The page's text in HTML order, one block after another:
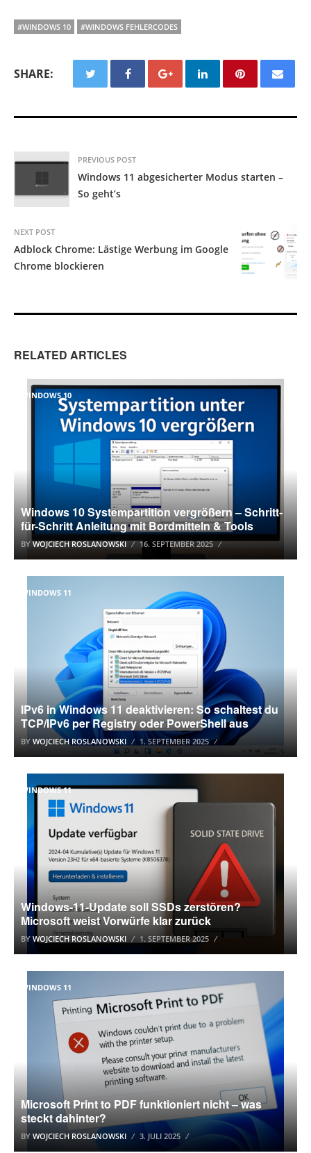
#WINDOWS 10 #WINDOWS FEHLERCODES
SHARE:
PREVIOUS POST
Windows 11 abgesicherter Modus starten –
So geht’s
NEXT POST
Adblock Chrome: Lästige Werbung im Google
Chrome blockieren
RELATED ARTICLES
WINDOWS 10
Windows 10 Systempartition vergrößern – Schritt-
für-Schritt Anleitung mit Bordmitteln & Tools
BYWOJCIECH ROSLANOWSKI 16. SEPTEMBER 2025
WINDOWS 11
IPv6 in Windows 11 deaktivieren: So schaltest du
TCP/IPv6 per Registry oder PowerShell aus
BY WOJCIECH ROSLANOWSKI 1. SEPTEMBER 2025
WINDOWS 11
Windows-11-Update soll SSDs zerstören?
Microsoft weist Vorwürfe klar zurück
BY WOJCIECH ROSLANOWSKI 1. SEPTEMBER 2025
WINDOWS 11
Microsoft Print to PDF funktioniert nicht – was
steckt dahinter?
BY WOJCIECH ROSLANOWSKI 3. JULI 2025